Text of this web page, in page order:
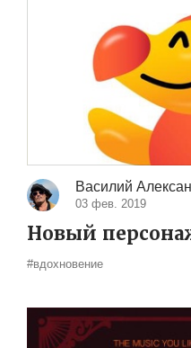
Василий
03 фев. 2019
Новый
#вдохновение